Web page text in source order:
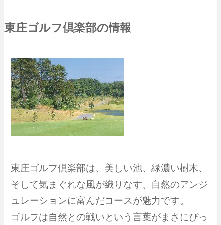
東庄ゴルフ倶楽部の情報
東庄ゴルフ倶楽部は、美しい池、緑濃い樹木、
そして気まぐれな風が織りなす、自然のアンジ
ュレーションに富んだコースが魅力です。
ゴルフは自然との戦いという言葉がまさにぴっ